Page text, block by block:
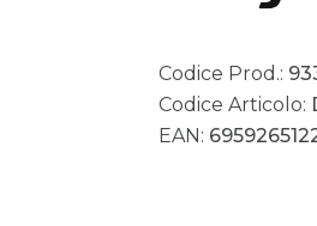
Codice Prod.:
Codice Articolo:
EAN: